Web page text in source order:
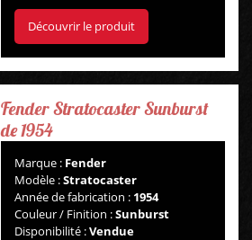
Découvrir le produit
Fender Stratocaster Sunburst
de 1954
Marque : Fender
Modèle :Stratocaster
Année de fabrication : 1954
Couleur / Finition :Sunburst
Disponibilité :Vendue